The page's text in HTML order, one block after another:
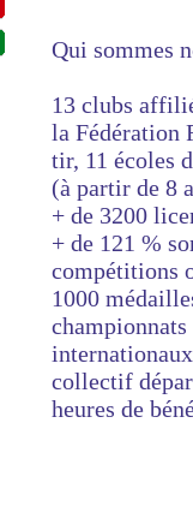
Qui sommes
13 clubs
la Fédération
tir, 11 écoles
(à partir de 8
+ de 3200
+ de 121 %
compétitions
1000
collectif
heures de